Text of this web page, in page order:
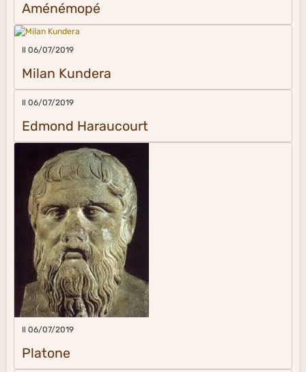
Aménémopé
Il 06/07/2019
Milan Kundera
Il 06/07/2019
Edmond Haraucourt
Il 06/07/2019
Platone